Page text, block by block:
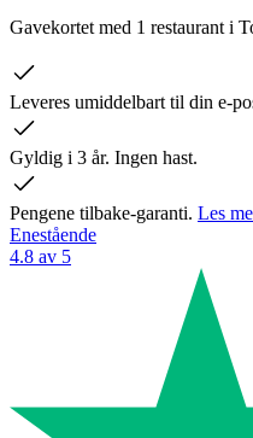
Gavekortet med 1 restaurant i
Leveres umiddelbart til din e-
Gyldig i 3 år. Ingen hast.
Pengene tilbake-garanti. Les
Enestående
4.8 av 5